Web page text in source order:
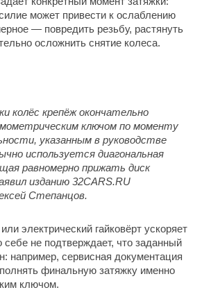
может привести к ослаблению
— повредить резьбу, растянуть
осложнить снятие колеса.
колёс крепёж окончательно
ключом по моменту
указанным в руководстве
используется диагональная
равномерно прижать диск
изданию 32CARS.RU
Степанцов.
электрический гайковёрт ускоряет
себе не подтверждает, что заданный
например, сервисная документация
финальную затяжку именно
ключом.